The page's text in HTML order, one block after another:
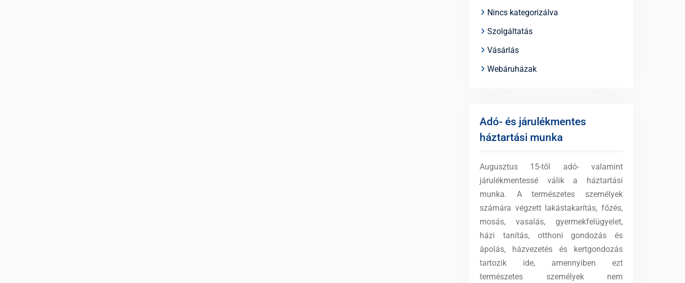
Nincs kategorizálva
Szolgáltatás
Vásárlás
Webáruházak
Adó- és járulékmentes
háztartási munka
Augusztus 15-től adó- valamint
járulékmentessé válik a háztartási
munka. A természetes személyek
számára végzett lakástakarítás, főzés,
mosás, vasalás, gyermekfelügyelet,
házi tanítás, otthoni gondozás és
ápolás, házvezetés és kertgondozás
tartozik ide, amennyiben ezt
természetes személyek nem